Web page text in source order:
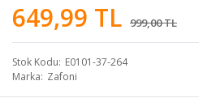
649,99 TL 999,00 TL
Stok Kodu E0101-37-264
Marka Zafoni